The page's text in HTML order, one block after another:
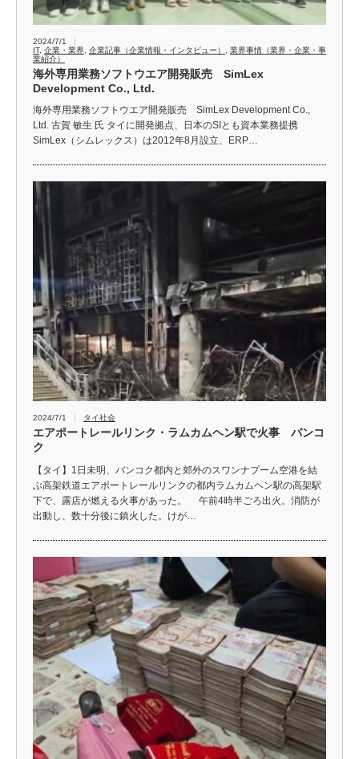
2024/7/1
IT, 企業・業界 企業記事（企業情報・インタビュー）
業界事情（業界・企業・事
業紹介）
海外専用業務ソフトウエア開発販売 SimLex
Development Co., Ltd.
海外専用業務ソフトウエア開発販売 SimLex Development Co.,
Ltd. 古賀 敏生 氏 タイに開発拠点、日本のSIとも資本業務提携
SimLex（シムレックス）は2012年8月設立、ERP…
2024/7/1 タイ社会
エアポートレールリンク・ラムカムヘン駅で火事 バンコ
ク
【タイ】1日未明、バンコク都内と郊外のスワンナプーム空港を結
ぶ高架鉄道エアポートレールリンクの都内ラムカムヘン駅の高架駅
下で、露店が燃える火事があった。 午前4時半ごろ出火。消防が
出動し、数十分後に鎮火した。けが…